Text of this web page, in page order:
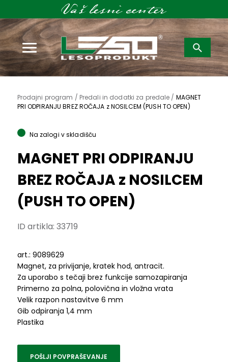
Išči:
Prodajni program / Predali in dodatki za predale / MAGNET
PRI ODPIRANJU BREZ ROČAJA z NOSILCEM (PUSH TO OPEN)
Na zalogi v skladišču
MAGNET PRI ODPIRANJU
BREZ ROČAJA z NOSILCEM
(PUSH TO OPEN)
ID artikla: 33719
art.: 9089629
Magnet, za privijanje, kratek hod, antracit.
Za uporabo s tečaji brez funkcije samozapiranja
Primerno za polna, polovična in vložna vrata
Velik razpon nastavitve 6 mm
Gib odpiranja 1,4 mm
Plastika
POŠLJI POVPRAŠEVANJE